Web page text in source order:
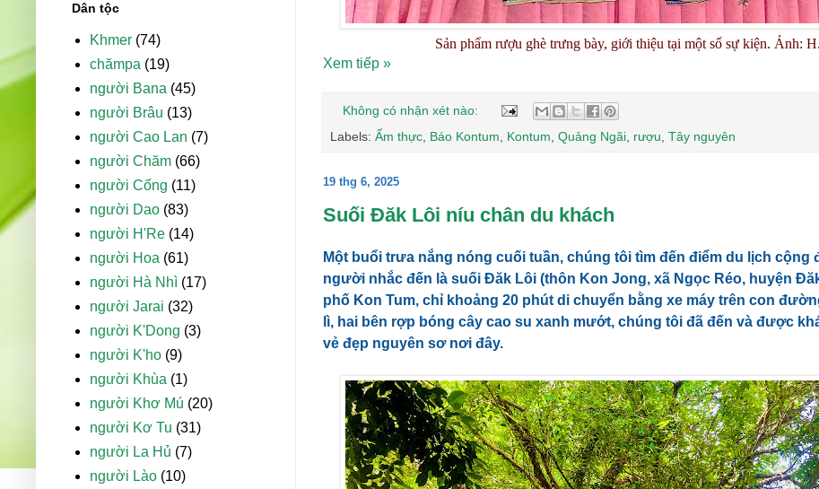
Sản phẩm rượu ghè trưng bày, giới thiệu tại một số sự kiện. Ảnh:
Xem tiếp »
Không có nhận xét nào:
Labels: Ẩm thực Báo Kontum Kontum Quảng Ngãi rượu Tây nguyên
19 thg 6, 2025
Suối Đăk Lôi níu chân du khách
Một buổi trưa nắng nóng cuối tuần, chúng tôi tìm đến điểm du lịch cộng
người nhắc đến là suối Đăk Lôi (thôn Kon Jong, xã Ngọc Réo, huyện
phố Kon Tum, chỉ khoảng 20 phút di chuyển bằng xe máy trên con
lì, hai bên rợp bóng cây cao su xanh mướt, chúng tôi đã đến và được
vẻ đẹp nguyên sơ nơi đây.
Dân tộc
Khmer (74)
chămpa (19)
người Bana (45)
người Brâu (13)
người Cao Lan (7)
người Chăm (66)
người Cống (11)
người Dao (83)
người H'Re (14)
người Hoa (61)
người Hà Nhì (17)
người Jarai (32)
người K'Dong (3)
người K'ho (9)
người Khùa (1)
người Khơ Mú (20)
người Kơ Tu (31)
người La Hủ (7)
người Lào (10)